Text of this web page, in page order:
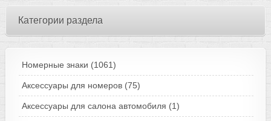
Категории раздела
Номерные знаки (1061)
Аксессуары для номеров (75)
Аксессуары для салона автомобиля (1)